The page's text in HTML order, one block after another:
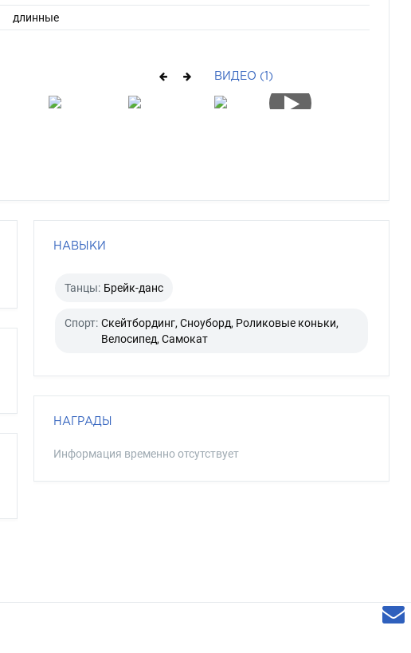
длинные
ВИДЕО (1)
НАВЫКИ
Танцы: Брейк-данс
Спорт: Скейтбординг, Сноуборд, Роликовые коньки,
Велосипед, Самокат
НАГРАДЫ
Информация временно отсутствует